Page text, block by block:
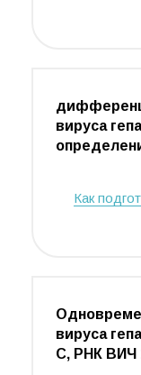
вируса
Как
вируса
С, РНК ВИЧ